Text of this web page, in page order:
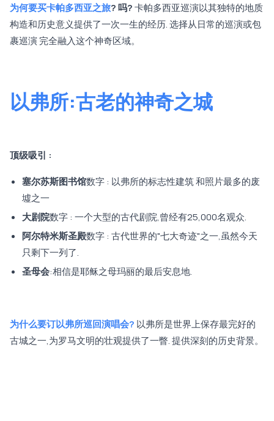
为何要买卡帕多西亚之旅? 吗?卡帕多西亚巡演以其独特的地质
构造和历史意义提供了一次一生的经历. 选择从日常的巡演或包
裹巡演 完全融入这个神奇区域。
以弗所:古老的神奇之城
顶级吸引 :
塞尔苏斯图书馆数字 : 以弗所的标志性建筑 和照片最多的废
墟之一
大剧院数字 : 一个大型的古代剧院,曾经有25,000名观众.
阿尔特米斯圣殿数字 : 古代世界的"七大奇迹"之一,虽然今天
只剩下一列了.
圣母会:相信是耶稣之母玛丽的最后安息地.
为什么要订以弗所巡回演唱会? 以弗所是世界上保存最完好的
古城之一,为罗马文明的壮观提供了一瞥. 提供深刻的历史背景。